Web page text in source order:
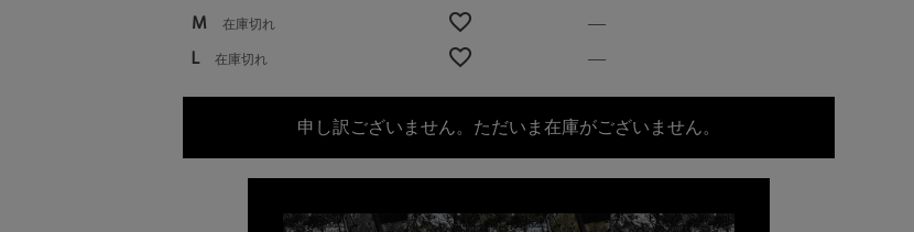
M 在庫切れ —
L 在庫切れ —
申し訳ございません。ただいま在庫がございません。